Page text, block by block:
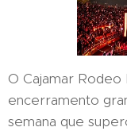
O Cajamar
encerramento
semana que